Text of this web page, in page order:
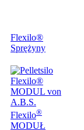
Flexilo®
Sprężyny
Flexilo®
MODUŁ